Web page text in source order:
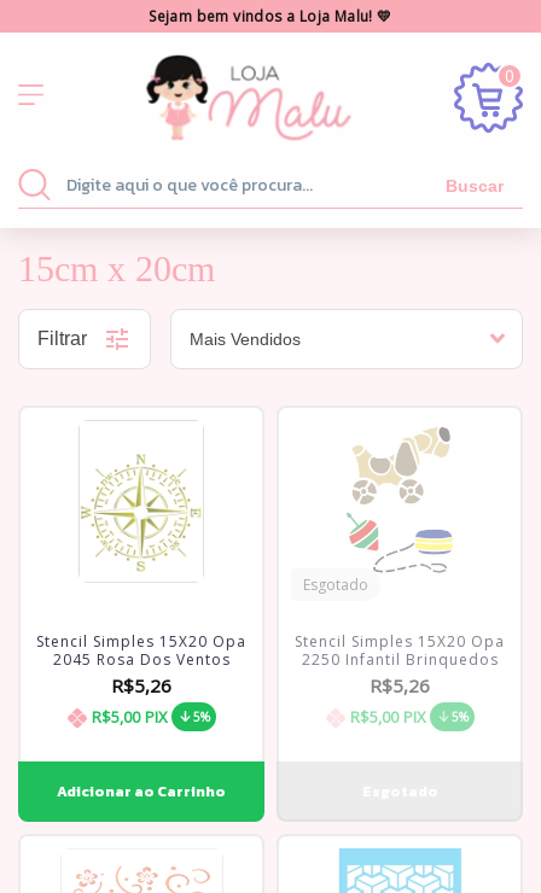
Sejam bem vindos a Loja Malu! 💛
0
Buscar
15cm x 20cm
Filtrar
Stencil Simples 15X20 Opa
2045 Rosa Dos Ventos
R$5,26
R$5,00 PIX 5%
Esgotado
Stencil Simples 15X20 Opa
2250 Infantil Brinquedos
R$5,26
R$5,00 PIX 5%